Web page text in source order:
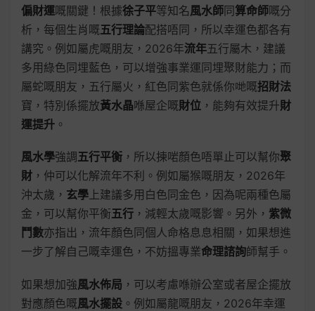
偏財運嘅關鍵！根據徐子平等知名風水師同算命師嘅分
析，每個生肖嘅五行理論配搭唔同，所以幸運色都各有
講究。例如屬虎嘅朋友，2026年流年五行屬木，建議
多用綠色同埋藍色，可以增強事業運同埋聚財能力；而
屬蛇嘅朋友，五行屬火，紅色同紫色就係你哋嘅招財法
寶，特別係擺放黃水晶喺屋企嘅財位 ，能夠有效提升財
運提升 。
風水學強調五行平衡 ，所以揀啱顏色唔單止可以幫你聚
財 ，仲可以化解流年不利。例如屬猴嘅朋友，2026年
沖太歲， 玄學 上建議多用白色同金色，因為呢兩種色屬
金，可以幫你平衡五行 ，減輕太歲嘅影響。另外， 紫微
鬥數亦指出，流年顏色同個人命格息息相關，如果想進
一步了解自己嘅幸運色，不妨搵專業命理諮詢師幫手。
如果想加強風水佈局 ，可以考慮喺辦公室或者屋企擺放
對應顏色嘅風水擺設 。例如屬龍嘅朋友，2026年幸運